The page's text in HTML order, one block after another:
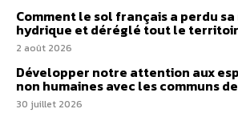
Comment le sol français a perdu
hydrique et déréglé tout le
2 août 2026
Développer notre attention aux
non humaines avec les communs
30 juillet 2026